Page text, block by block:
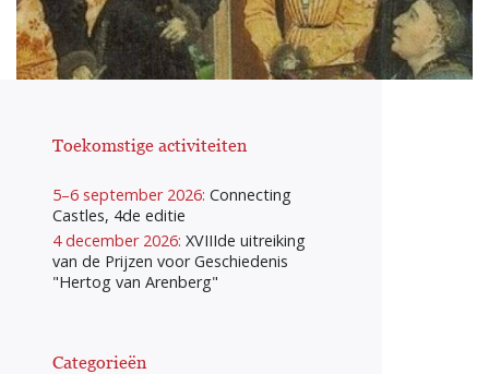
Toekomstige activiteiten
5–6 september 2026: Connecting
Castles, 4de editie
4 december 2026: XVIIIde uitreiking
van de Prijzen voor Geschiedenis
"Hertog van Arenberg"
Categorieën